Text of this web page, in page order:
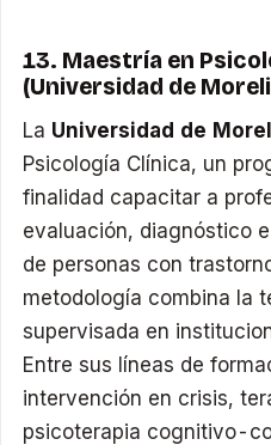
13. Maestría en
(Universidad de
La Universidad de
Psicología Clínica, un
finalidad capacitar a
evaluación, diagnóstico
de personas con
metodología combina la
supervisada en
Entre sus líneas de
intervención en crisis,
psicoterapia cognitivo-